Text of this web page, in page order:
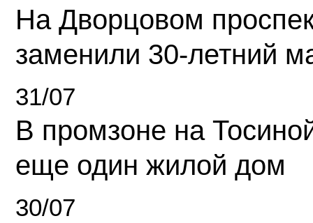
На Дворцовом
заменили 30-летний
31/07
В промзоне на
еще один жилой дом
30/07